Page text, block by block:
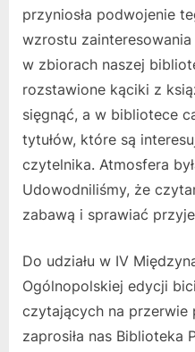
przyniosła podwojenie
wzrostu
w zbiorach naszej
rozstawione kąciki z
sięgnąć, a w bibliotece
tytułów, które są
czytelnika. Atmosfera
Udowodniliśmy, że
zabawą i sprawiać
Do udziału w IV
Ogólnopolskiej edycji
czytających na przerwie
zaprosiła nas Biblioteka